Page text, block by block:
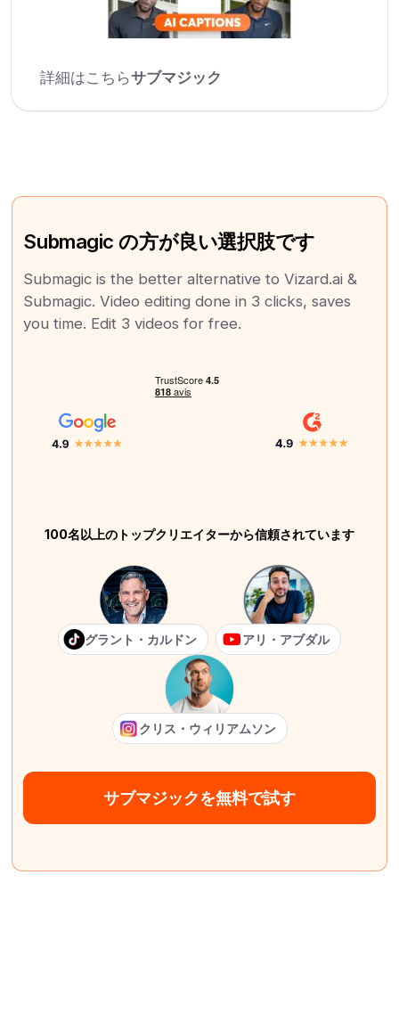
詳細はこちらサブマジック
Submagic の方が良い選択肢です
Submagic is the better alternative to Vizard.ai &
Submagic. Video editing done in 3 clicks, saves
you time. Edit 3 videos for free.
100名以上のトップクリエイターから信頼されています
グラント・カルドン アリ・アブダル
クリス・ウィリアムソン
サブマジックを無料で試す